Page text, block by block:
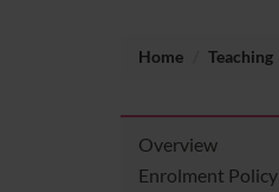
Home Teaching
Overview
Enrolment Policy